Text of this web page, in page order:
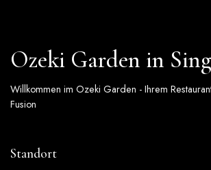
Ozeki Garden in
Willkommen im Ozeki Garden - Ihrem
Fusion
Standort